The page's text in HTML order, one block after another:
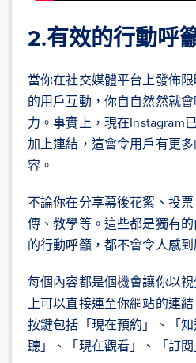
2.有效的行動呼
當你在社交媒體平台上發佈
的用戶互動，你自自然然就
力。事實上，現在Instagram
加上連結，這會令用戶有更
容。
不論你在分享幕後花絮、投
傳、教學等。這些都是獨有
的行動呼籲，都不會令人感
每個內容都是個機會讓你以
上可以直接連至你網站的連
按鍵包括「現在預約」、「
聽」、「現在觀看」、「訂閱